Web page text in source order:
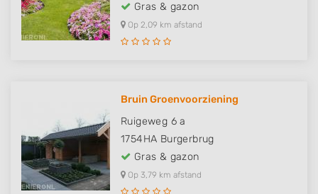
Gras & gazon
Op 2,09 km afstand
Bruin Groenvoorziening
Ruigeweg 6 a
1754HA Burgerbrug
Gras & gazon
Op 3,79 km afstand